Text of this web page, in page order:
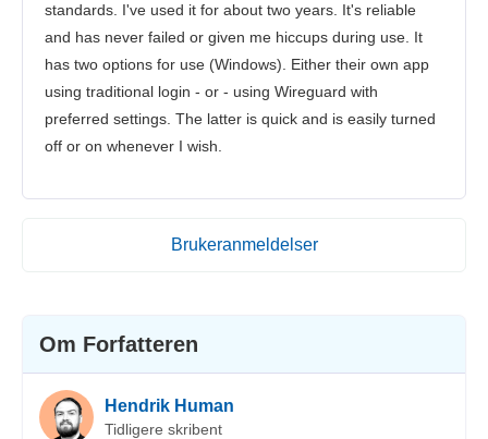
standards. I've used it for about two years. It's reliable
and has never failed or given me hiccups during use. It
has two options for use (Windows). Either their own app
using traditional login - or - using Wireguard with
preferred settings. The latter is quick and is easily turned
off or on whenever I wish.
Brukeranmeldelser
Om Forfatteren
Hendrik Human
Tidligere skribent